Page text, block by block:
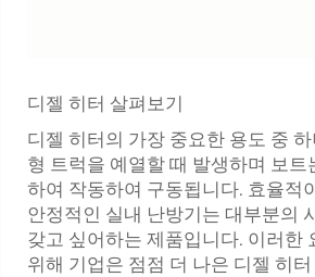
디젤 히터 살펴보기
디젤 히터의 가장 중요한 용도 중
형 트럭을 예열할 때 발생하며 보트
하여 작동하여 구동됩니다. 효율적
안정적인 실내 난방기는 대부분의
갖고 싶어하는 제품입니다. 이러한
위해 기업은 점점 더 나은 디젤 히